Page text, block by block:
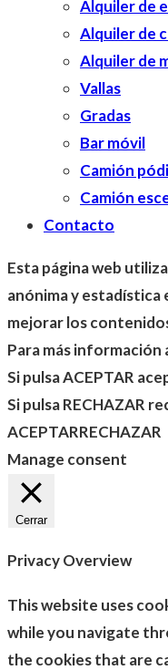
Alquiler de
Alquiler de
Alquiler de
Vallas
Gradas
Bar móvil
Camión
Camión
Contacto
Esta página web
anónima y estadística
mejorar los
Para más información
Si pulsa ACEPTAR
Si pulsa RECHAZAR
ACEPTARRECHAZAR
Manage consent
Cerrar
Privacy Overview
This website uses
while you navigate
the cookies that are